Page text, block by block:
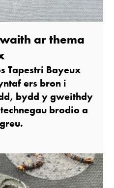
ar thema
Tapestri Bayeux
ers bron i
bydd y gweithdy
brodio a